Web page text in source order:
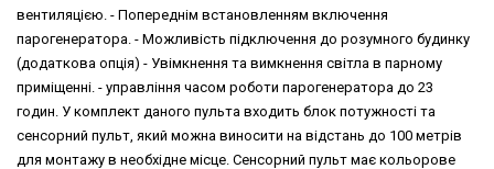
вентиляцією. - Попереднім встановленням включення
парогенератора. - Можливість підключення до розумного будинку
(додаткова опція) - Увімкнення та вимкнення світла в парному
приміщенні. - управління часом роботи парогенератора до 23
годин. У комплект даного пульта входить блок потужності та
сенсорний пульт, який можна виносити на відстань до 100 метрів
для монтажу в необхідне місце. Сенсорний пульт має кольорове